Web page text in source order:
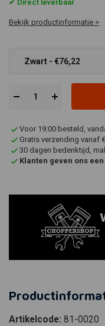
✔ Direct leverbaar
Bekijk productinformatie >
Zwart - €76,22
Voor 19:00 besteld,
Gratis verzending vanaf
30 dagen bedenktijd,
Klanten geven ons een
Artikelcode: 81-0020